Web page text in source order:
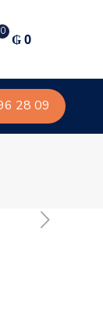
0 ₲0
28 09